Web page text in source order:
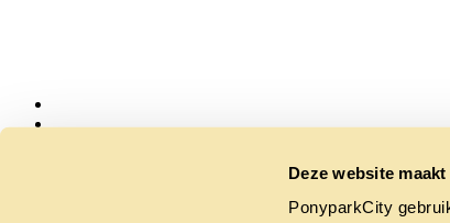
Deze website
PonyparkCity